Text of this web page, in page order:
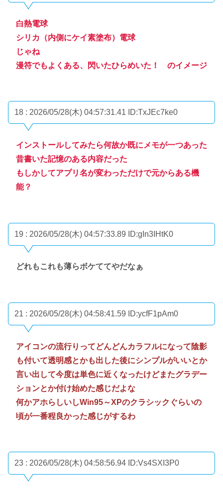
白熱電球
シリカ（内側にケイ素塗布）電球
じゃね
漫符でもよくある、閃いたひらめいた！ のイメージ
18 : 2026/05/28(木) 04:57:31.41 ID:TxJEc7ke0
インストールしてみたら何故か既にメモが一つあった
昔書いた記憶のある内容だった
もしかしてアプリ名が変わっただけで元からある機
能？
19 : 2026/05/28(木) 04:57:33.89 ID:gIn3IHtK0
どれもこれも薄らボケててやだなぁ
21 : 2026/05/28(木) 04:58:41.59 ID:ycfF1pAm0
アイコンの流行りってどんどんカラフルになって陰影
も付いて透明感とかも出した後にシンプルがいいとか
言い出して今度は単色に近くなったけどまたグラデー
ションとか付け始めた感じだよな
何かアホらしいしWin95～XPのクラシックぐらいの
頃が一番程良かった感じがするわ
23 : 2026/05/28(木) 04:58:56.94 ID:Vs4SXI3P0